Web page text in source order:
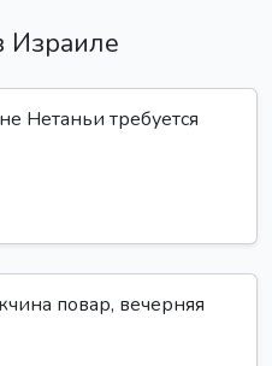
Израиле
Нетаньи требуется
повар, вечерняя